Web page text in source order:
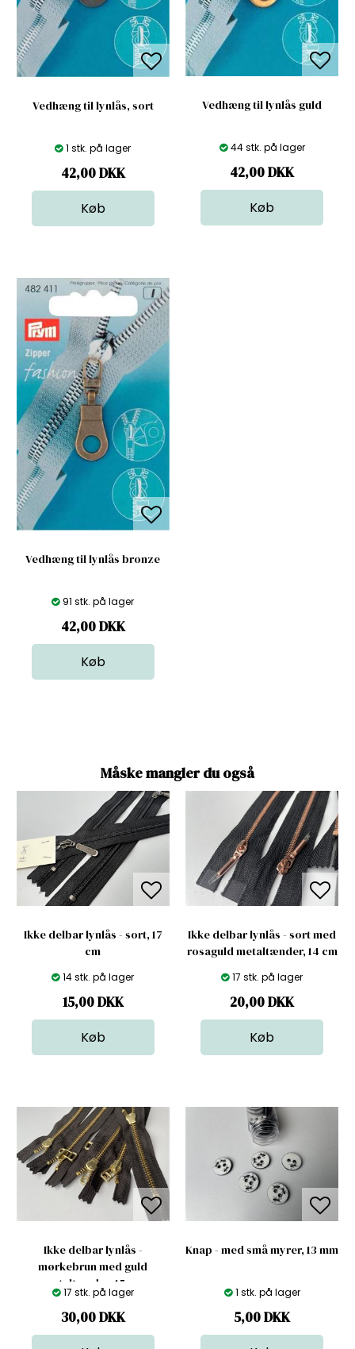
Vedhæng til lynlås, sort
1 stk. på lager
42,00DKK
Vedhæng til lynlås guld
44 stk. på lager
42,00DKK
Vedhæng til lynlås bronze
91 stk. på lager
42,00DKK
Måske mangler du også
Ikke delbar lynlås - sort, 17
cm
14 stk. på lager
15,00DKK
Ikke delbar lynlås - sort med
rosaguld metaltænder, 14 cm
17 stk. på lager
20,00DKK
Ikke delbar lynlås -
mørkebrun med guld
metaltænder, 15 cm
17 stk. på lager
30,00DKK
Knap - med små myrer, 13 mm
1 stk. på lager
5,00DKK